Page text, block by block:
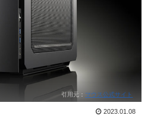
引用元： マウス公式サイト
2023.01.08